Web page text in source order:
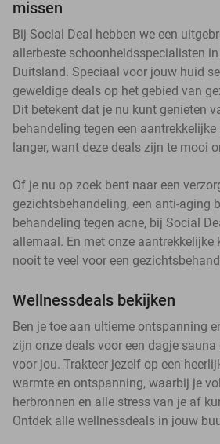
missen
Bij Social Deal hebben we een
allerbeste schoonheidsspecialisten
Duitsland. Speciaal voor jouw huid
geweldige deals op het gebied van
Dit betekent dat je nu kunt genieten
behandeling tegen een
langer, want deze deals zijn te mooi
Of je nu op zoek bent naar een
gezichtsbehandeling, een anti-aging
behandeling tegen acne, bij Social
allemaal. En met onze aantrekkelijke
nooit te veel voor een
Wellnessdeals bekijken
Ben je toe aan ultieme ontspanning
zijn onze deals voor een dagje
voor jou. Trakteer jezelf op een
warmte en ontspanning, waarbij je
herbronnen en alle stress van je af
Ontdek alle wellnessdeals in jouw